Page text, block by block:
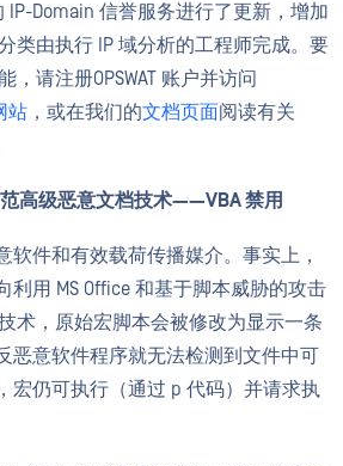
IP-Domain 信誉服务进行了更新，增加
类由执行 IP 域分析的工程师完成。要
，请注册OPSWAT 账户并访问
站 ，或在我们的文档页面阅读有关
范高级恶意文档技术——VBA 禁用
软件和有效载荷传播媒介。事实上，
利用 MS Office 和基于脚本威胁的攻击
术，原始宏脚本会被修改为显示一条
恶意软件程序就无法检测到文件中可
宏仍可执行（通过 p 代码）并请求执